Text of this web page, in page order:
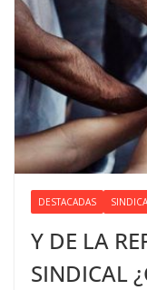
DESTACADAS
Y DE LA
SINDICAL